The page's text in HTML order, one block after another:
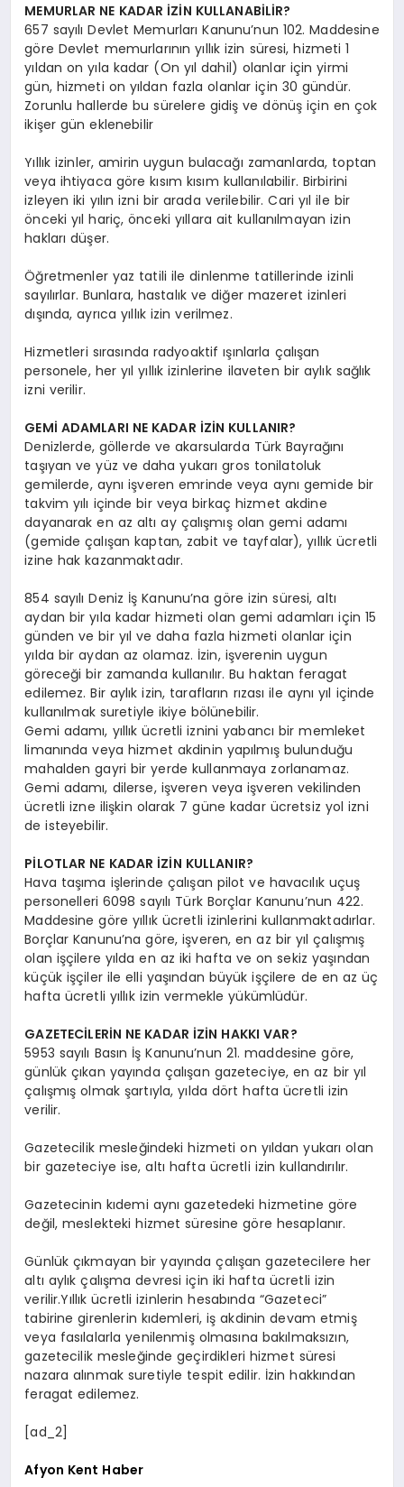
MEMURLAR NE KADAR İZİN KULLANABİLİR?
657 sayılı Devlet Memurları Kanunu’nun 102. Maddesine
göre Devlet memurlarının yıllık izin süresi, hizmeti 1
yıldan on yıla kadar (On yıl dahil) olanlar için yirmi
gün, hizmeti on yıldan fazla olanlar için 30 gündür.
Zorunlu hallerde bu sürelere gidiş ve dönüş için en çok
ikişer gün eklenebilir
Yıllık izinler, amirin uygun bulacağı zamanlarda, toptan
veya ihtiyaca göre kısım kısım kullanılabilir. Birbirini
izleyen iki yılın izni bir arada verilebilir. Cari yıl ile bir
önceki yıl hariç, önceki yıllara ait kullanılmayan izin
hakları düşer.
Öğretmenler yaz tatili ile dinlenme tatillerinde izinli
sayılırlar. Bunlara, hastalık ve diğer mazeret izinleri
dışında, ayrıca yıllık izin verilmez.
Hizmetleri sırasında radyoaktif ışınlarla çalışan
personele, her yıl yıllık izinlerine ilaveten bir aylık sağlık
izni verilir.
GEMİ ADAMLARI NE KADAR İZİN KULLANIR?
Denizlerde, göllerde ve akarsularda Türk Bayrağını
taşıyan ve yüz ve daha yukarı gros tonilatoluk
gemilerde, aynı işveren emrinde veya aynı gemide bir
takvim yılı içinde bir veya birkaç hizmet akdine
dayanarak en az altı ay çalışmış olan gemi adamı
(gemide çalışan kaptan, zabit ve tayfalar), yıllık ücretli
izine hak kazanmaktadır.
854 sayılı Deniz İş Kanunu’na göre izin süresi, altı
aydan bir yıla kadar hizmeti olan gemi adamları için 15
günden ve bir yıl ve daha fazla hizmeti olanlar için
yılda bir aydan az olamaz. İzin, işverenin uygun
göreceği bir zamanda kullanılır. Bu haktan feragat
edilemez. Bir aylık izin, tarafların rızası ile aynı yıl içinde
kullanılmak suretiyle ikiye bölünebilir.
Gemi adamı, yıllık ücretli iznini yabancı bir memleket
limanında veya hizmet akdinin yapılmış bulunduğu
mahalden gayri bir yerde kullanmaya zorlanamaz.
Gemi adamı, dilerse, işveren veya işveren vekilinden
ücretli izne ilişkin olarak 7 güne kadar ücretsiz yol izni
de isteyebilir.
PİLOTLAR NE KADAR İZİN KULLANIR?
Hava taşıma işlerinde çalışan pilot ve havacılık uçuş
personelleri 6098 sayılı Türk Borçlar Kanunu’nun 422.
Maddesine göre yıllık ücretli izinlerini kullanmaktadırlar.
Borçlar Kanunu’na göre, işveren, en az bir yıl çalışmış
olan işçilere yılda en az iki hafta ve on sekiz yaşından
küçük işçiler ile elli yaşından büyük işçilere de en az üç
hafta ücretli yıllık izin vermekle yükümlüdür.
GAZETECİLERİN NE KADAR İZİN HAKKI VAR?
5953 sayılı Basın İş Kanunu’nun 21. maddesine göre,
günlük çıkan yayında çalışan gazeteciye, en az bir yıl
çalışmış olmak şartıyla, yılda dört hafta ücretli izin
verilir.
Gazetecilik mesleğindeki hizmeti on yıldan yukarı olan
bir gazeteciye ise, altı hafta ücretli izin kullandırılır.
Gazetecinin kıdemi aynı gazetedeki hizmetine göre
değil, meslekteki hizmet süresine göre hesaplanır.
Günlük çıkmayan bir yayında çalışan gazetecilere her
altı aylık çalışma devresi için iki hafta ücretli izin
verilir.Yıllık ücretli izinlerin hesabında “Gazeteci”
tabirine girenlerin kıdemleri, iş akdinin devam etmiş
veya fasılalarla yenilenmiş olmasına bakılmaksızın,
gazetecilik mesleğinde geçirdikleri hizmet süresi
nazara alınmak suretiyle tespit edilir. İzin hakkından
feragat edilemez.
[ad_2]
Afyon Kent Haber